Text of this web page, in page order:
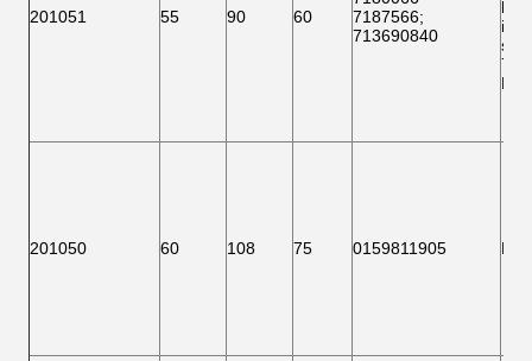
201051 55 90 60
7187566;
713690840
les
F
201050 60 108 75 0159811905 F